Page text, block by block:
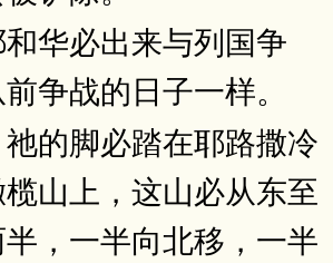
华必出来与列国争
争战的日子一样。
的脚必踏在耶路撒冷
山上，这山必从东至
，一半向北移，一半